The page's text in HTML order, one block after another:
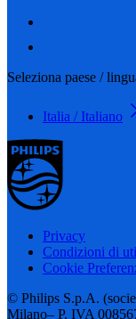
Seleziona paese /
Italia / Italiano
Privacy
Condizioni di
Cookie
© Philips S.p.A.
Milano– P. IVA